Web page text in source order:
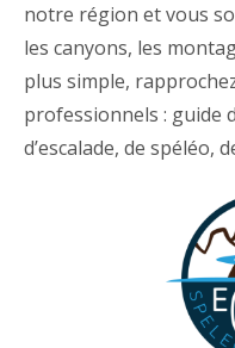
notre région et vous
les canyons, les
plus simple,
professionnels : guide
d’escalade, de spéléo,